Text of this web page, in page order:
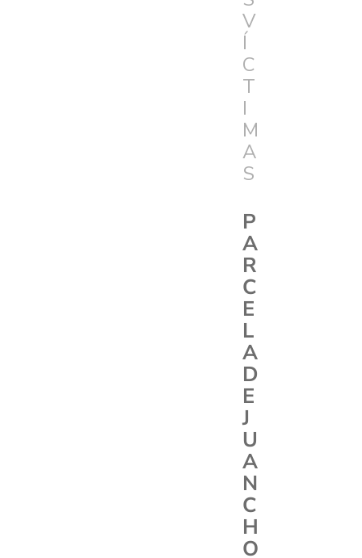
V
Í
C
T
I
M
A
S
P
A
R
C
E
L
A
D
E
J
U
A
N
C
H
O